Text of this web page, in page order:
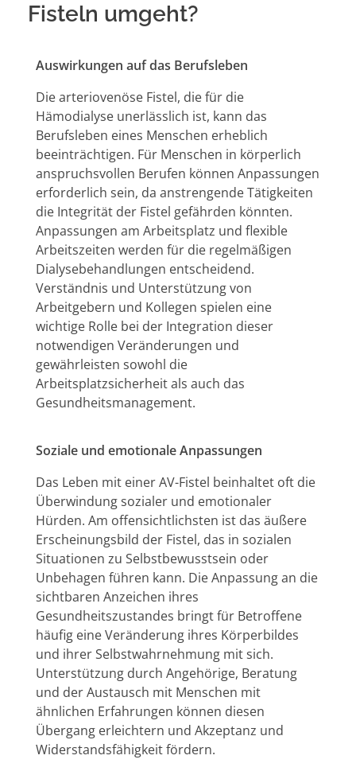
Fisteln umgeht?
Auswirkungen auf das Berufsleben
Die arteriovenöse Fistel, die für die
Hämodialyse unerlässlich ist, kann das
Berufsleben eines Menschen erheblich
beeinträchtigen. Für Menschen in körperlich
anspruchsvollen Berufen können Anpassungen
erforderlich sein, da anstrengende Tätigkeiten
die Integrität der Fistel gefährden könnten.
Anpassungen am Arbeitsplatz und flexible
Arbeitszeiten werden für die regelmäßigen
Dialysebehandlungen entscheidend.
Verständnis und Unterstützung von
Arbeitgebern und Kollegen spielen eine
wichtige Rolle bei der Integration dieser
notwendigen Veränderungen und
gewährleisten sowohl die
Arbeitsplatzsicherheit als auch das
Gesundheitsmanagement.
Soziale und emotionale Anpassungen
Das Leben mit einer AV-Fistel beinhaltet oft die
Überwindung sozialer und emotionaler
Hürden. Am offensichtlichsten ist das äußere
Erscheinungsbild der Fistel, das in sozialen
Situationen zu Selbstbewusstsein oder
Unbehagen führen kann. Die Anpassung an die
sichtbaren Anzeichen ihres
Gesundheitszustandes bringt für Betroffene
häufig eine Veränderung ihres Körperbildes
und ihrer Selbstwahrnehmung mit sich.
Unterstützung durch Angehörige, Beratung
und der Austausch mit Menschen mit
ähnlichen Erfahrungen können diesen
Übergang erleichtern und Akzeptanz und
Widerstandsfähigkeit fördern.